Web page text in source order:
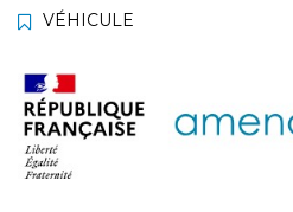
VÉHICULE